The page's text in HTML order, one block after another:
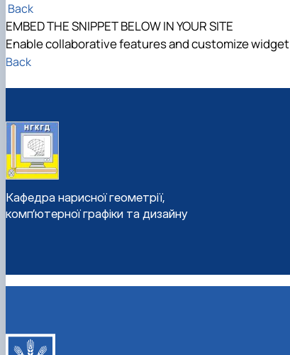
Back
EMBED THE SNIPPET BELOW IN YOUR SITE
Enable collaborative features and customize
Back
Кафедра нарисної геометрії,
комп’ютерної графіки та дизайну